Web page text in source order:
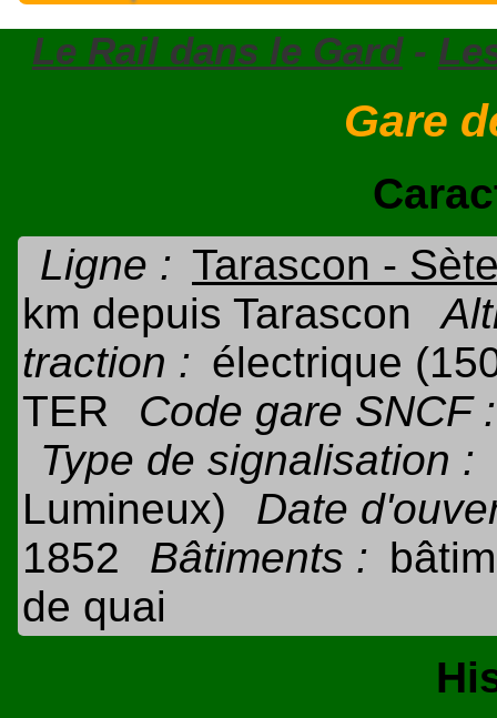
Le Rail dans le Gard-
Gare
Ligne : Tarascon -
km depuis Tarascon
traction : électrique
TER
Code gare SNCF :
Type de signalisation :
Lumineux)
Date
1852
Bâtiments :
de quai